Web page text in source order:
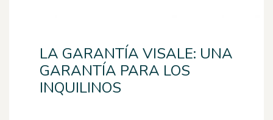
LA GARANTÍA VISALE: UNA
GARANTÍA PARA LOS
INQUILINOS